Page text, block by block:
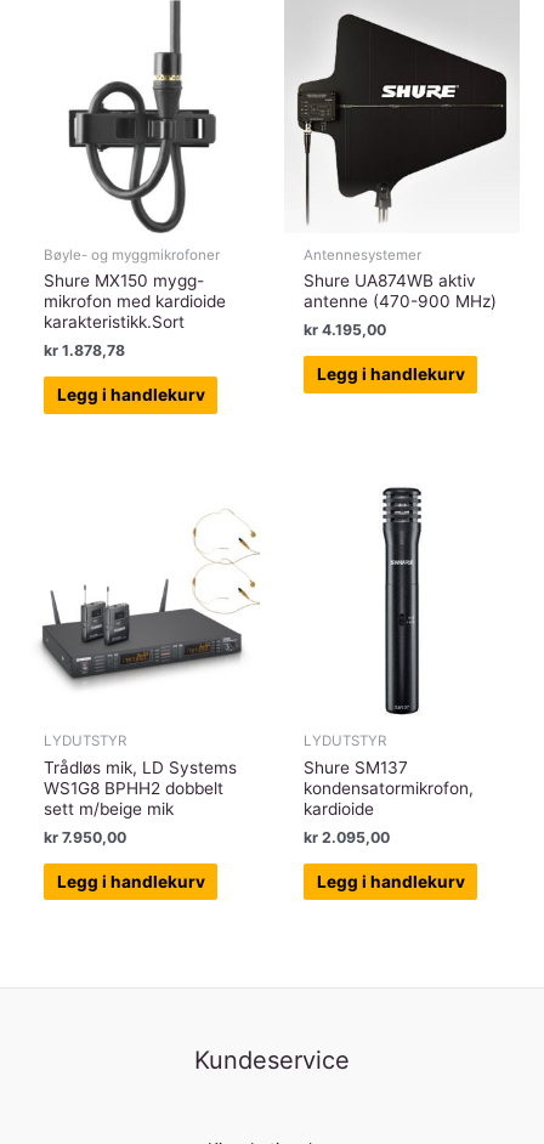
Bøyle- og myggmikrofoner
Shure MX150 mygg-
mikrofon med kardioide
karakteristikk.Sort
kr 1.878,78
Legg i handlekurv
Antennesystemer
Shure UA874WB aktiv
antenne (470-900 MHz)
kr 4.195,00
Legg i handlekurv
LYDUTSTYR
Trådløs mik, LD Systems
WS1G8 BPHH2 dobbelt
sett m/beige mik
kr 7.950,00
Legg i handlekurv
LYDUTSTYR
Shure SM137
kondensatormikrofon,
kardioide
kr 2.095,00
Legg i handlekurv
Kundeservice